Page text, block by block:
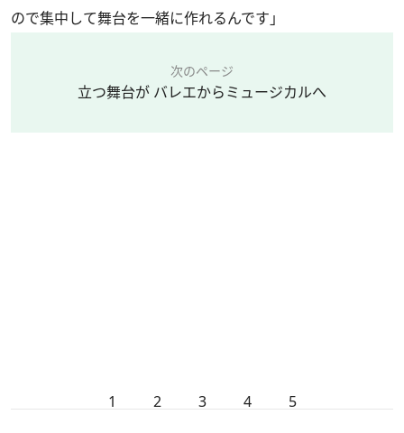
ので集中して舞台を一緒に作れるんです」
次のページ
立つ舞台が バレエからミュージカルへ
1 2 3 4 5